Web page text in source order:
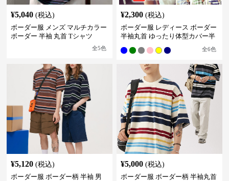
¥5,040 (税込)
ボーダー服 メンズ マルチカラー
ボーダー 半袖 丸首 Tシャツ
全5色
¥2,300 (税込)
ボーダー服 レディース ボーダー
半袖丸首 ゆったり体型カバー半
全6色
¥5,120 (税込)
ボーダー服 ボーダー柄 半袖 男
¥5,000 (税込)
ボーダー服 ボーダー柄 半袖丸首